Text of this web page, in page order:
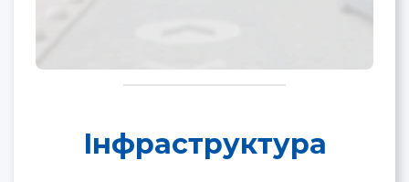
Інфраструктура